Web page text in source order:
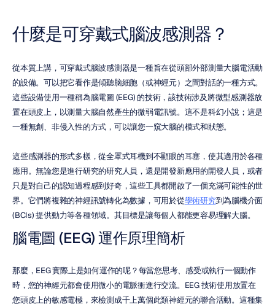
什麼是可穿戴式腦波感測器？
從本質上講，可穿戴式腦波感測器是一種旨在從頭部外部測量大腦電活動
的設備。可以把它看作是傾聽脑細胞（或神經元）之間對話的一種方式。
這些設備使用一種稱為腦電圖 (EEG) 的技術，該技術涉及將微型感測器放
置在頭皮上，以測量大腦自然產生的微弱電訊號。這不是科幻小說；這是
一種無創、非侵入性的方式，可以讓您一窺大腦的模式和狀態。
這些感測器的形式多樣，從全罩式耳機到不顯眼的耳塞，使其適用於各種
應用。無論您是進行研究的研究人員，還是開發新應用的開發人員，或者
只是對自己的認知過程感到好奇，這些工具都開啟了一個充滿可能性的世
界。它們將複雜的神經訊號轉化為數據，可用於從學術研究到為腦機介面
(BCIs) 提供動力等各種領域。其目標是讓每個人都能更容易理解大腦。
腦電圖 (EEG) 運作原理簡析
那麼，EEG 實際上是如何運作的呢？每當您思考、感受或執行一個動作
時，您的神經元都會使用微小的電脈衝進行交流。EEG 技術使用放置在
您頭皮上的敏感電極，來檢測成千上萬個此類神經元的聯合活動。這種集